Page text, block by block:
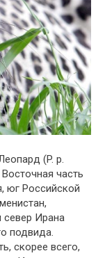
(P. p.
часть
юг Российской
север Ирана
подвида.
скорее всего,